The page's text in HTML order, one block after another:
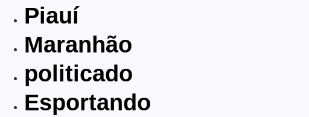
Piauí
Maranhão
politicado
Esportando